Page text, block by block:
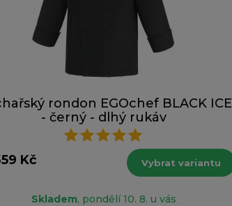
rondon EGOchef BLACK ICE
- černý - dlhý rukáv
Kč Vybrat variantu
Skladem, pondělí 10. 8. u vás